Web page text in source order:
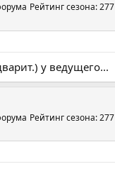
Рейтинг сезона: 277
у ведущего...
Рейтинг сезона: 277